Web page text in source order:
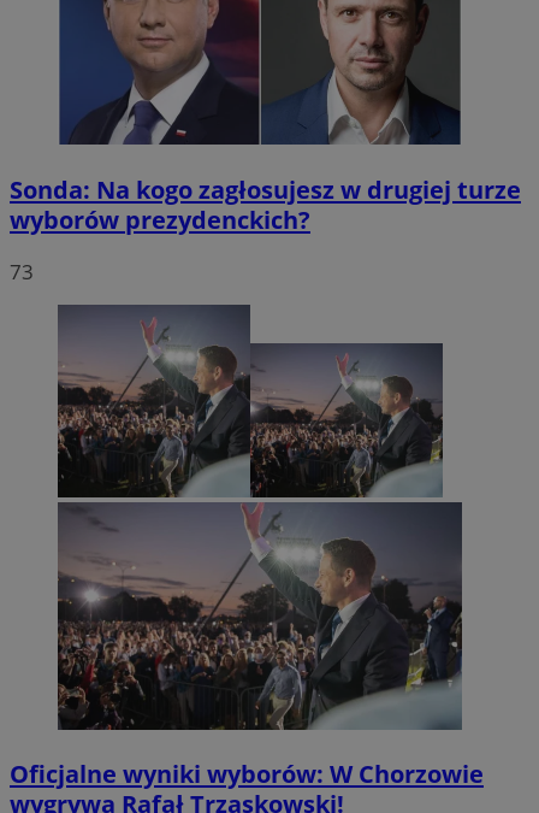
Sonda: Na kogo zagłosujesz w drugiej turze
wyborów prezydenckich?
73
Oficjalne wyniki wyborów: W Chorzowie
wygrywa Rafał Trzaskowski!